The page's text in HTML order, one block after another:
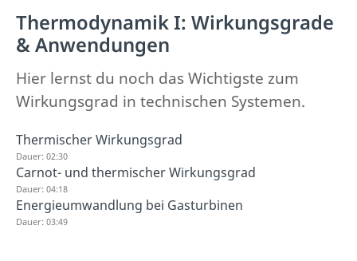
Thermodynamik I: Wirkungsgrade
& Anwendungen
Hier lernst du noch das Wichtigste zum
Wirkungsgrad in technischen Systemen.
Thermischer Wirkungsgrad
Dauer: 02:30
Carnot- und thermischer Wirkungsgrad
Dauer: 04:18
Energieumwandlung bei Gasturbinen
Dauer: 03:49